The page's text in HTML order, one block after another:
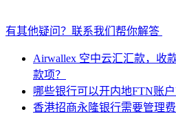
有其他疑问？联系我们帮你解答
Airwallex 空中云汇汇款，收
款项？
哪些银行可以开内地FTN账户
香港招商永隆银行需要管理费